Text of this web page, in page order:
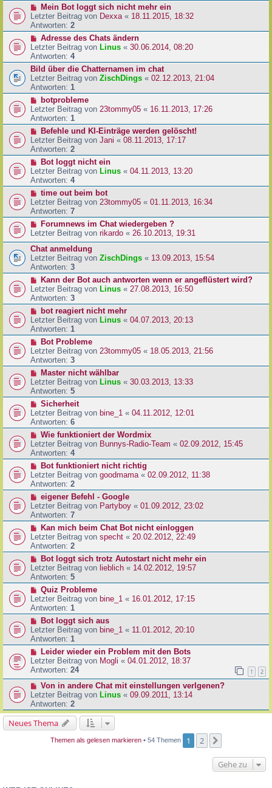
Mein Bot loggt sich nicht mehr ein
Letzter Beitrag von Dexxa « 18.11.2015, 18:32
Antworten: 2
Adresse des Chats ändern
Letzter Beitrag von Linus « 30.06.2014, 08:20
Antworten: 4
Bild über die Chatternamen im chat
Letzter Beitrag von ZischDings « 02.12.2013, 21:04
Antworten: 1
botprobleme
Letzter Beitrag von 23tommy05 « 16.11.2013, 17:26
Antworten: 1
Befehle und KI-Einträge werden gelöscht!
Letzter Beitrag von Jani « 08.11.2013, 17:17
Antworten: 2
Bot loggt nicht ein
Letzter Beitrag von Linus « 04.11.2013, 13:20
Antworten: 4
time out beim bot
Letzter Beitrag von 23tommy05 « 01.11.2013, 16:34
Antworten: 7
Forumnews im Chat wiedergeben ?
Letzter Beitrag von rikardo « 26.10.2013, 19:31
Chat anmeldung
Letzter Beitrag von ZischDings « 13.09.2013, 15:54
Antworten: 3
Kann der Bot auch antworten wenn er angeflüstert wird?
Letzter Beitrag von Linus « 27.08.2013, 16:50
Antworten: 3
bot reagiert nicht mehr
Letzter Beitrag von Linus « 04.07.2013, 20:13
Antworten: 1
Bot Probleme
Letzter Beitrag von 23tommy05 « 18.05.2013, 21:56
Antworten: 3
Master nicht wählbar
Letzter Beitrag von Linus « 30.03.2013, 13:33
Antworten: 5
Sicherheit
Letzter Beitrag von bine_1 « 04.11.2012, 12:01
Antworten: 6
Wie funktioniert der Wordmix
Letzter Beitrag von Bunnys-Radio-Team « 02.09.2012, 15:45
Antworten: 4
Bot funktioniert nicht richtig
Letzter Beitrag von goodmama « 02.09.2012, 11:38
Antworten: 2
eigener Befehl - Google
Letzter Beitrag von Partyboy « 01.09.2012, 23:02
Antworten: 7
Kan mich beim Chat Bot nicht einloggen
Letzter Beitrag von specht « 20.02.2012, 22:49
Antworten: 2
Bot loggt sich trotz Autostart nicht mehr ein
Letzter Beitrag von lieblich « 14.02.2012, 19:57
Antworten: 5
Quiz Probleme
Letzter Beitrag von bine_1 « 16.01.2012, 17:15
Antworten: 1
Bot loggt sich aus
Letzter Beitrag von bine_1 « 11.01.2012, 20:10
Antworten: 1
Leider wieder ein Problem mit den Bots
Letzter Beitrag von Mogli « 04.01.2012, 18:37
Antworten: 24 1 2
Von in andere Chat mit einstellungen verlgenen?
Letzter Beitrag von Linus « 09.09.2011, 13:14
Antworten: 2
Neues Thema
Themen als gelesen markieren • 54 Themen 1 2
Gehe zu